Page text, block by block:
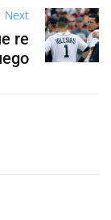
Next
re